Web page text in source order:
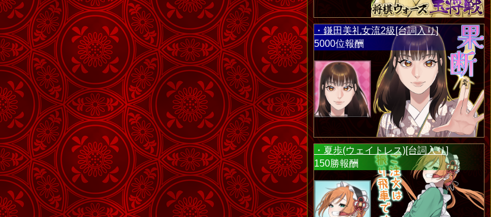
・鎌田美礼女流2級[台詞入り]
5000位報酬
・夏歩(ウェイトレス)[台詞入り]
150勝報酬